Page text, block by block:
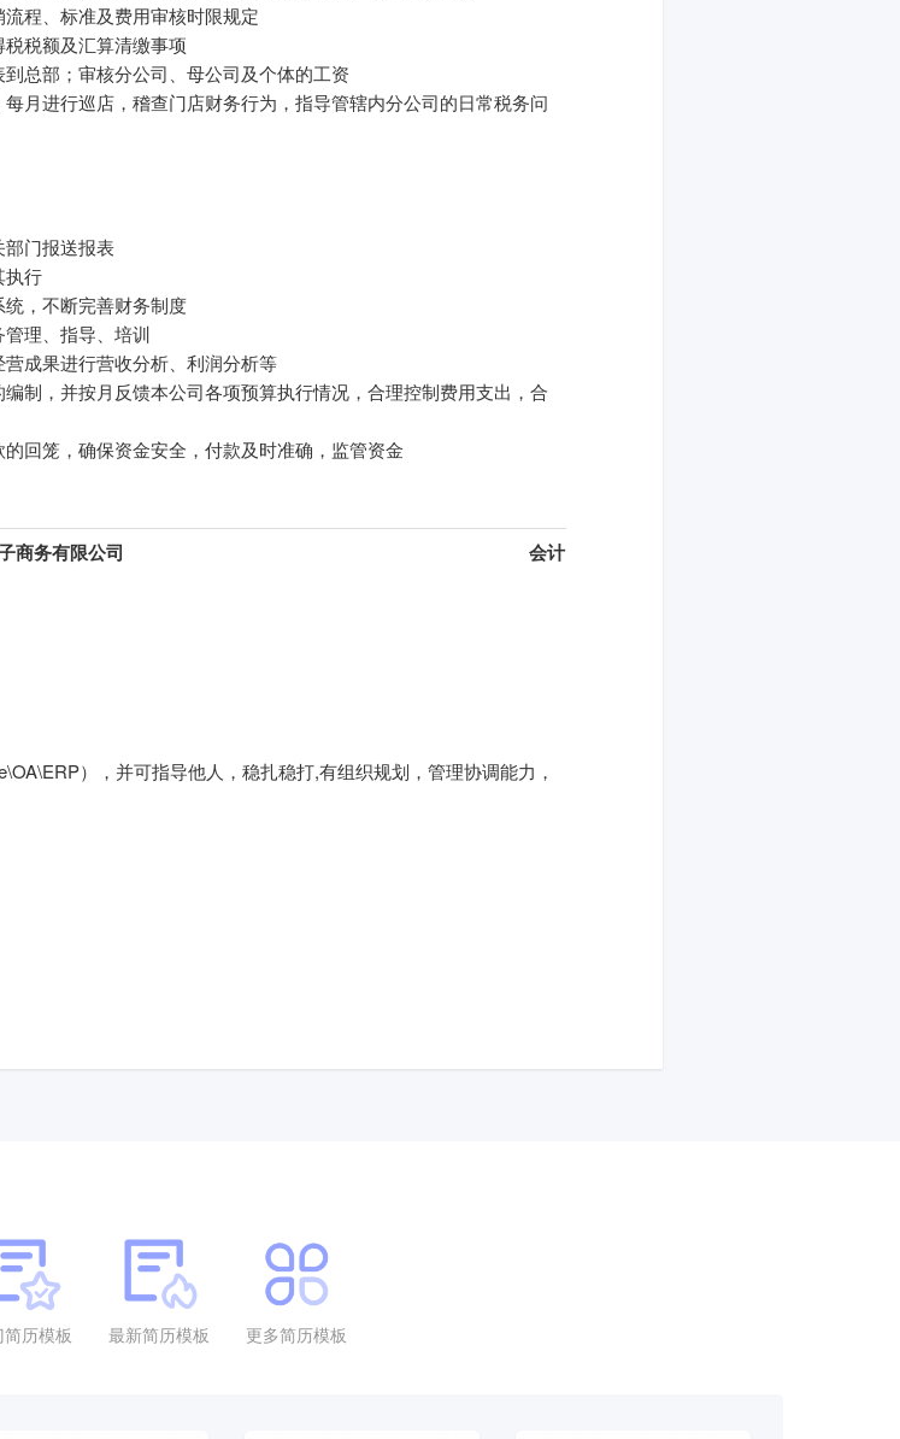
程、标准及费用审核时限规定
税额及汇算清缴事项
总部；审核分公司、母公司及个体的工资
月进行巡店，稽查门店财务行为，指导管辖内分公司的日常税务问
门报送报表
执行
，不断完善财务制度
理、指导、培训
成果进行营收分析、利润分析等
制，并按月反馈本公司各项预算执行情况，合理控制费用支出，合
回笼，确保资金安全，付款及时准确，监管资金
商务有限公司 会计
），并可指导他人，稳扎稳打,有组织规划，管理协调能力，
历模板 最新简历模板 更多简历模板